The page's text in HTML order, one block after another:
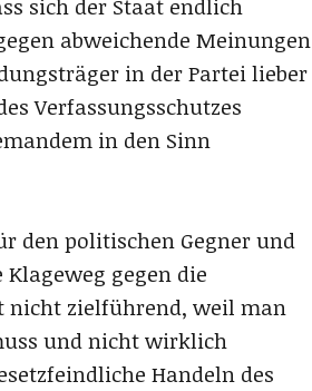
sich der Staat endlich
abweichende Meinungen
in der Partei lieber
Verfassungsschutzes
in den Sinn
den politischen Gegner und
gegen die
nicht zielführend, weil man
und nicht wirklich
Handeln des